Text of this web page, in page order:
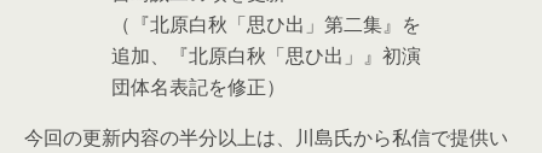
（『北原白秋「思ひ出」第二集』を
追加、『北原白秋「思ひ出」』初演
団体名表記を修正）
今回の更新内容の半分以上は、川島氏から私信で提供い